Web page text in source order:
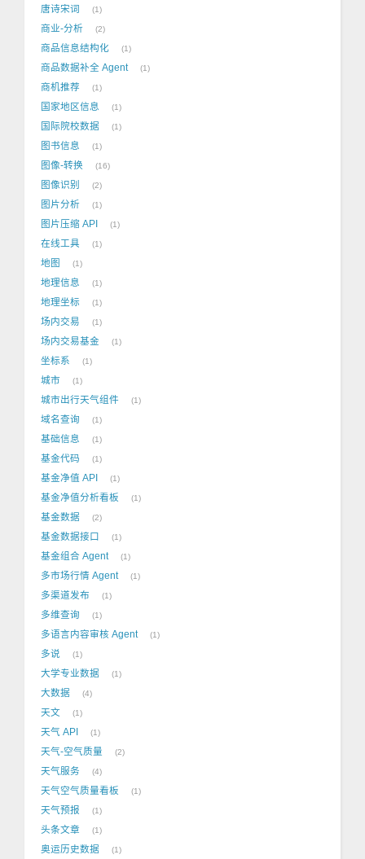
唐诗宋词 1
商业-分析 2
商品信息结构化 1
商品数据补全 Agent 1
商机推荐 1
国家地区信息 1
国际院校数据 1
图书信息 1
图像-转换 16
图像识别 2
图片分析 1
图片压缩 API 1
在线工具 1
地图 1
地理信息 1
地理坐标 1
场内交易 1
场内交易基金 1
坐标系 1
城市 1
城市出行天气组件 1
域名查询 1
基础信息 1
基金代码 1
基金净值 API 1
基金净值分析看板 1
基金数据 2
基金数据接口 1
基金组合 Agent 1
多市场行情 Agent 1
多渠道发布 1
多维查询 1
多语言内容审核 Agent 1
多说 1
大学专业数据 1
大数据 4
天文 1
天气 API 1
天气-空气质量 2
天气服务 4
天气空气质量看板 1
天气预报 1
头条文章 1
奥运历史数据 1